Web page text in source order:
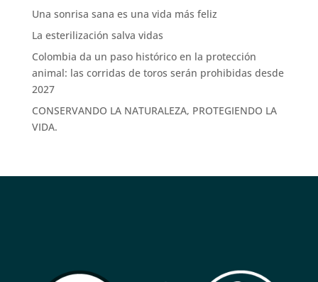
Una sonrisa sana es una vida más feliz
La esterilización salva vidas
Colombia da un paso histórico en la protección
animal: las corridas de toros serán prohibidas desde
2027
CONSERVANDO LA NATURALEZA, PROTEGIENDO LA
VIDA.